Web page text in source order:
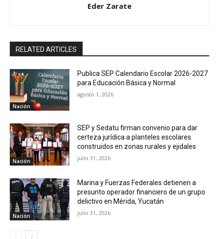
Eder Zarate
RELATED ARTICLES
Nación
Publica SEP Calendario Escolar 2026-2027
para Educación Básica y Normal
agosto 1, 2026
Nación
SEP y Sedatu firman convenio para dar
certeza jurídica a planteles escolares
construidos en zonas rurales y ejidales
julio 31, 2026
Nación
Marina y Fuerzas Federales detienen a
presunto operador financiero de un grupo
delictivo en Mérida, Yucatán
julio 31, 2026